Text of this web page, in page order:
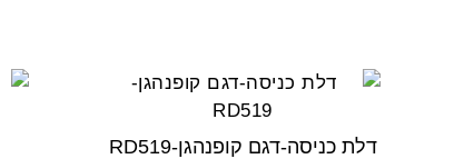
דלת כניסה-דגם קופנהגן-RD519